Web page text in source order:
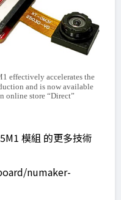
effectively accelerates the
and is now available
online store “Direct”
模組 的更多技術
numaker-